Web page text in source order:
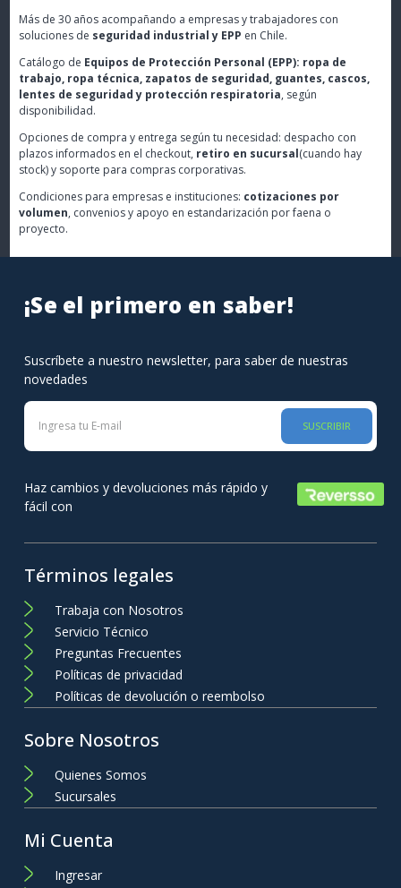
Más de 30 años acompañando a empresas y trabajadores con
soluciones de seguridad industrial y EPP en Chile.
Catálogo de Equipos de Protección Personal (EPP): ropa de
trabajo, ropa técnica, zapatos de seguridad, guantes, cascos,
lentes de seguridad y protección respiratoria, según
disponibilidad.
Opciones de compra y entrega según tu necesidad: despacho con
plazos informados en el checkout, retiro en sucursal(cuando hay
stock) y soporte para compras corporativas.
Condiciones para empresas e instituciones: cotizaciones por
volumen, convenios y apoyo en estandarización por faena o
proyecto.
¡Se el primero en saber!
Suscríbete a nuestro newsletter, para saber de nuestras
novedades
SUSCRIBIR
Haz cambios y devoluciones más rápido y
fácil con
Términos legales
Trabaja con Nosotros
Servicio Técnico
Preguntas Frecuentes
Políticas de privacidad
Políticas de devolución o reembolso
Sobre Nosotros
Quienes Somos
Sucursales
Mi Cuenta
Ingresar